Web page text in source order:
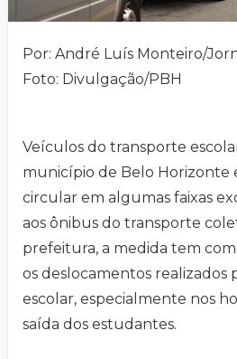
Por: André Luís Monteiro/
Foto: Divulgação/PBH
Veículos do transporte
município de Belo Horizonte
circular em algumas faixas
aos ônibus do transporte
prefeitura, a medida tem
os deslocamentos realizados
escolar, especialmente nos
saída dos estudantes.